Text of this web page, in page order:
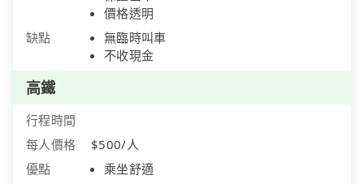
價格透明
缺點
無臨時叫車
不收現金
高鐵
行程時間
每人價格
$500/人
優點
乘坐舒適